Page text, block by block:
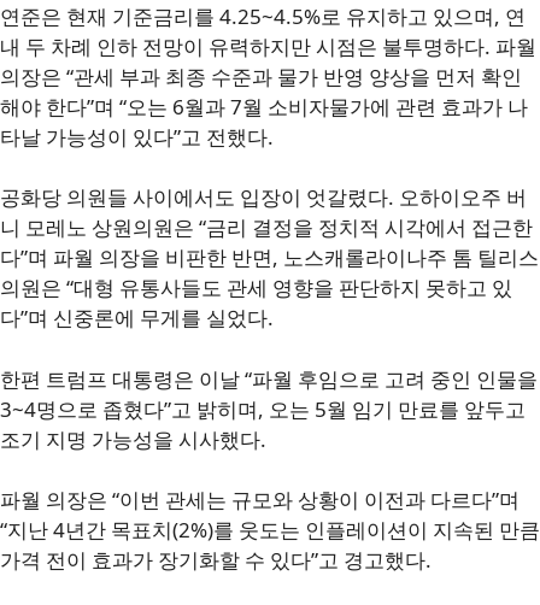
연준은 현재 기준금리를 4.25~4.5%로 유지하고 있으며, 연
내 두 차례 인하 전망이 유력하지만 시점은 불투명하다. 파월
의장은 “관세 부과 최종 수준과 물가 반영 양상을 먼저 확인
해야 한다”며 “오는 6월과 7월 소비자물가에 관련 효과가 나
타날 가능성이 있다”고 전했다.
공화당 의원들 사이에서도 입장이 엇갈렸다. 오하이오주 버
니 모레노 상원의원은 “금리 결정을 정치적 시각에서 접근한
다”며 파월 의장을 비판한 반면, 노스캐롤라이나주 톰 틸리스
의원은 “대형 유통사들도 관세 영향을 판단하지 못하고 있
다”며 신중론에 무게를 실었다.
한편 트럼프 대통령은 이날 “파월 후임으로 고려 중인 인물을
3~4명으로 좁혔다”고 밝히며, 오는 5월 임기 만료를 앞두고
조기 지명 가능성을 시사했다.
파월 의장은 “이번 관세는 규모와 상황이 이전과 다르다”며
“지난 4년간 목표치(2%)를 웃도는 인플레이션이 지속된 만큼
가격 전이 효과가 장기화할 수 있다”고 경고했다.